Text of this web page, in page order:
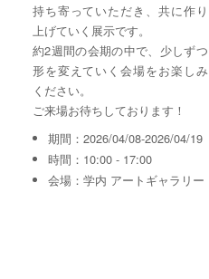
持ち寄っていただき、共に作り
上げていく展示です。
約2週間の会期の中で、少しずつ
形を変えていく会場をお楽しみ
ください。
ご来場お待ちしております！
期間：2026/04/08-2026/04/19
時間：10:00 - 17:00
会場：学内 アートギャラリー